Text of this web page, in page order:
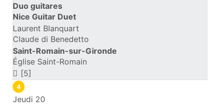
Duo guitares
Nice Guitar Duet
Laurent Blanquart
Claude di Benedetto
Saint-Romain-sur-Gironde
Église Saint-Romain
[5]
4
Jeudi 20